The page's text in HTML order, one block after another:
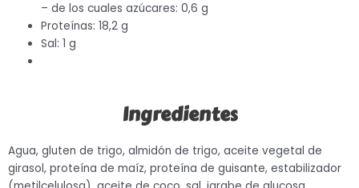
– de los cuales azúcares: 0,6 g
Proteínas: 18,2 g
Sal: 1 g
Ingredientes
Agua, gluten de trigo, almidón de trigo, aceite vegetal de
girasol, proteína de maíz, proteína de guisante, estabilizador